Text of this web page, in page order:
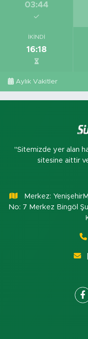
03:44
İKINDI
16:18
Aylık Vakitler
"Sitemizde yer alan
sitesine aittir
Merkez:
No: 7 Merkez Bingöl